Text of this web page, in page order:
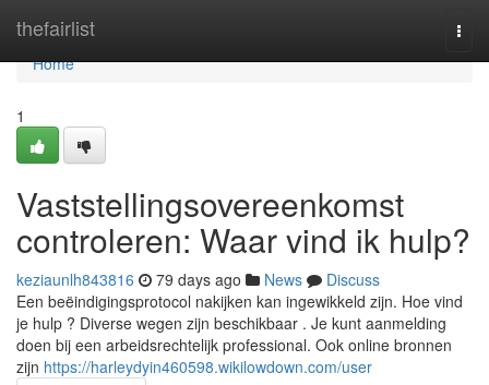
thefairlist
Home
Home
1
Vaststellingsovereenkomst
controleren: Waar vind ik hulp?
keziaunlh843816 79 days ago News
Discuss
Een beëindigingsprotocol nakijken kan ingewikkeld zijn. Hoe vind
je hulp ? Diverse wegen zijn beschikbaar . Je kunt aanmelding
doen bij een arbeidsrechtelijk professional. Ook online bronnen
zijn https://harleydyin460598.wikilowdown.com/user